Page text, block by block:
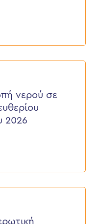
νερού σε
2026